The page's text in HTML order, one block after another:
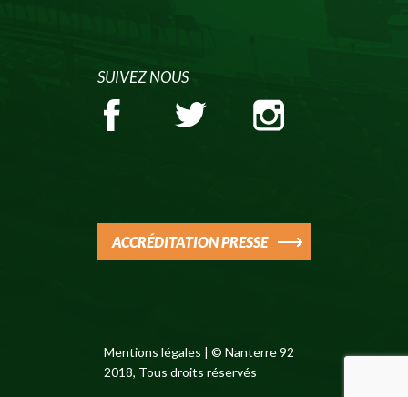
SUIVEZ NOUS
ACCRÉDITATION PRESSE
Mentions légales | © Nanterre 92
2018, Tous droits réservés